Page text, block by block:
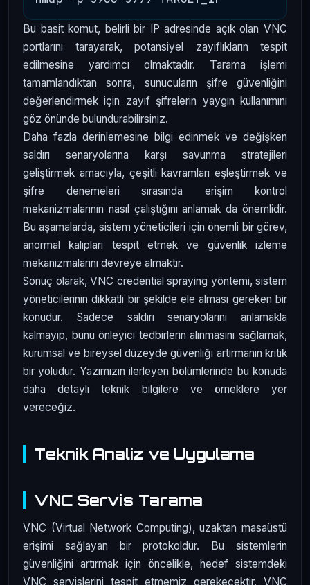
Bu basit komut, belirli bir IP adresinde açık olan VNC
portlarını tarayarak, potansiyel zayıflıkların tespit
edilmesine yardımcı olmaktadır. Tarama işlemi
tamamlandıktan sonra, sunucuların şifre güvenliğini
değerlendirmek için zayıf şifrelerin yaygın kullanımını
göz önünde bulundurabilirsiniz.
Daha fazla derinlemesine bilgi edinmek ve değişken
saldırı senaryolarına karşı savunma stratejileri
geliştirmek amacıyla, çeşitli kavramları eşleştirmek ve
şifre denemeleri sırasında erişim kontrol
mekanizmalarının nasıl çalıştığını anlamak da önemlidir.
Bu aşamalarda, sistem yöneticileri için önemli bir görev,
anormal kalıpları tespit etmek ve güvenlik izleme
mekanizmalarını devreye almaktır.
Sonuç olarak, VNC credential spraying yöntemi, sistem
yöneticilerinin dikkatli bir şekilde ele alması gereken bir
konudur. Sadece saldırı senaryolarını anlamakla
kalmayıp, bunu önleyici tedbirlerin alınmasını sağlamak,
kurumsal ve bireysel düzeyde güvenliği artırmanın kritik
bir yoludur. Yazımızın ilerleyen bölümlerinde bu konuda
daha detaylı teknik bilgilere ve örneklere yer
vereceğiz.
Teknik Analiz ve Uygulama
VNC Servis Tarama
VNC (Virtual Network Computing), uzaktan masaüstü
erişimi sağlayan bir protokoldür. Bu sistemlerin
güvenliğini artırmak için öncelikle, hedef sistemdeki
VNC servislerini tespit etmemiz gerekecektir. VNC